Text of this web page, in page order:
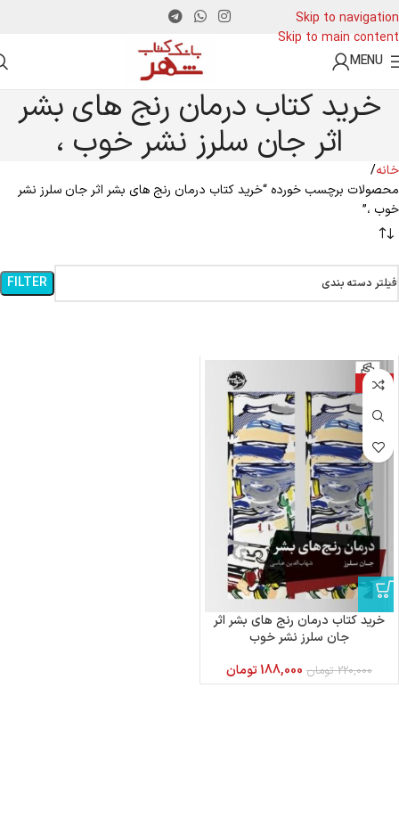
Skip to navigation
Skip to main content
MENU
خرید کتاب درمان رنج های بشر
اثر جان سلرز نشر خوب ،
خانه
محصولات برچسب خورده “خرید کتاب درمان رنج های بشر اثر جان سلرز نشر
خوب ،”
فیلتر دسته بندی FILTER
-15%
خرید کتاب درمان رنج های بشر اثر
جان سلرز نشر خوب
220,000 تومان 188,000تومان